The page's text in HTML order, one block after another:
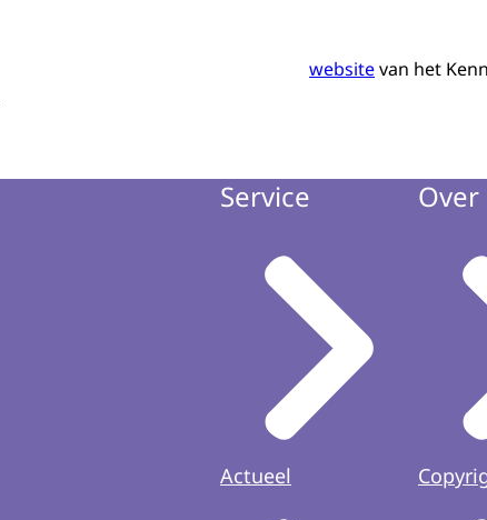
websitevan het
Service
Actueel